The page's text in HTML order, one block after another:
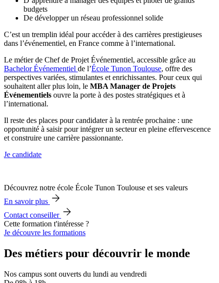
budgets
De développer un réseau professionnel solide
C’est un tremplin idéal pour accéder à des carrières prestigieuses
dans l’événementiel, en France comme à l’international.
Le métier de Chef de Projet Événementiel, accessible grâce au
Bachelor Événementiel de l’École Tunon Toulouse, offre des
perspectives variées, stimulantes et enrichissantes. Pour ceux qui
souhaitent aller plus loin, le MBA Manager de Projets
Événementiels ouvre la porte à des postes stratégiques et à
l’international.
Il reste des places pour candidater à la rentrée prochaine : une
opportunité à saisir pour intégrer un secteur en pleine effervescence
et construire une carrière passionnante.
Je candidate
Découvrez notre école École Tunon Toulouse et ses valeurs
En savoir plus
Contact conseiller
Cette formation t'intéresse ?
Je découvre les formations
Des métiers pour découvrir le monde
Nos campus sont ouverts du lundi au vendredi